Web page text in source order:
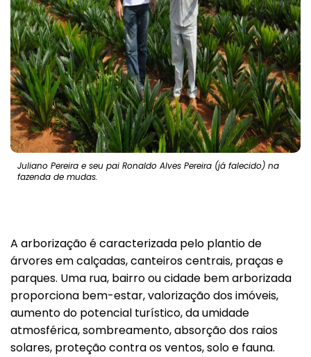
Juliano Pereira e seu pai Ronaldo Alves Pereira (já falecido) na
fazenda de mudas.
A arborização é caracterizada pelo plantio de
árvores em calçadas, canteiros centrais, praças e
parques. Uma rua, bairro ou cidade bem arborizada
proporciona bem-estar, valorização dos imóveis,
aumento do potencial turístico, da umidade
atmosférica, sombreamento, absorção dos raios
solares, proteção contra os ventos, solo e fauna.